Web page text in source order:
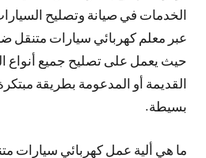
الخدمات في صيانة وتصليح
عبر معلم كهربائي سيارات متنقل
حيث يعمل على تصليح جميع أنواع
القديمة أو المدعومة بطريقة
بسيطة.
ما هي ألية عمل كهربائي سيارات